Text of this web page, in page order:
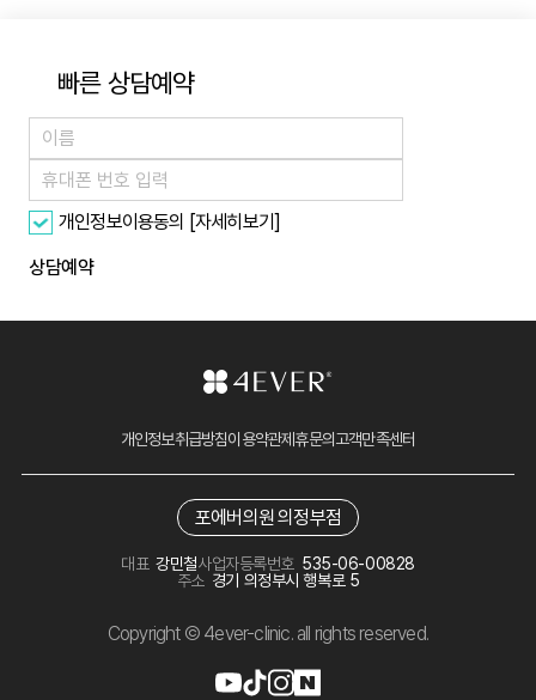
빠른 상담예약
개인정보이용동의 [자세히보기]
상담예약
개인정보취급방침이용약관제휴문의고객만족센터
포에버의원 의정부점
대표 강민철사업자등록번호 535-06-00828
주소 경기 의정부시 행복로 5
Copyright © 4ever-clinic. all rights reserved.